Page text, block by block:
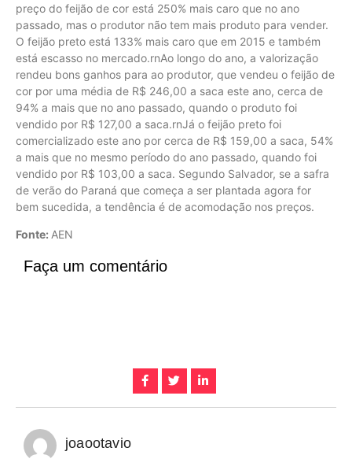
preço do feijão de cor está 250% mais caro que no ano
passado, mas o produtor não tem mais produto para vender.
O feijão preto está 133% mais caro que em 2015 e também
está escasso no mercado.rnAo longo do ano, a valorização
rendeu bons ganhos para ao produtor, que vendeu o feijão de
cor por uma média de R$ 246,00 a saca este ano, cerca de
94% a mais que no ano passado, quando o produto foi
vendido por R$ 127,00 a saca.rnJá o feijão preto foi
comercializado este ano por cerca de R$ 159,00 a saca, 54%
a mais que no mesmo período do ano passado, quando foi
vendido por R$ 103,00 a saca. Segundo Salvador, se a safra
de verão do Paraná que começa a ser plantada agora for
bem sucedida, a tendência é de acomodação nos preços.
Fonte: AEN
Faça um comentário
joaootavio